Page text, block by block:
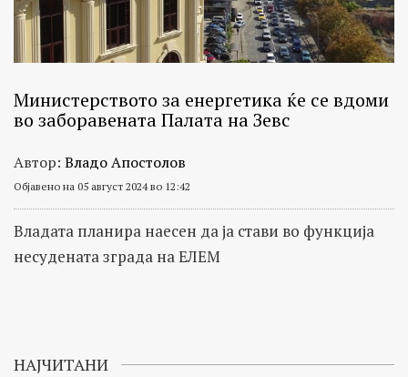
Министерството за енергетика ќе се вдоми
во заборавената Палата на Зевс
Автор: Владо Апостолов
Објавено на 05 август 2024 во 12:42
Владата планира наесен да ја стави во функција
несудената зграда на ЕЛЕМ
НАЈЧИТАНИ